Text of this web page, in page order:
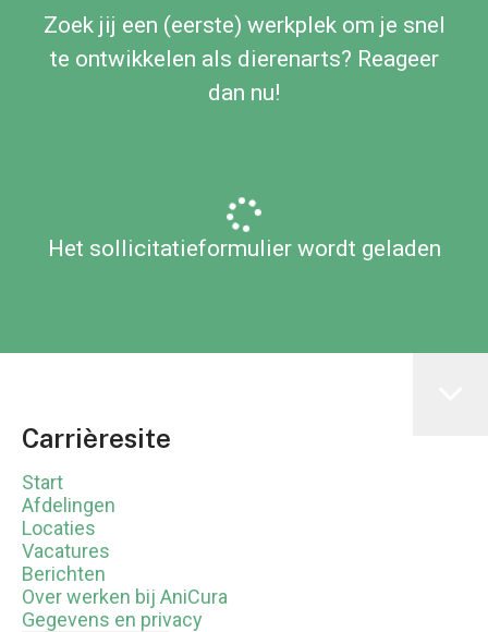
Zoek jij een (eerste) werkplek om je snel
te ontwikkelen als dierenarts? Reageer
dan nu!
Het sollicitatieformulier wordt geladen
Carrièresite
Start
Afdelingen
Locaties
Vacatures
Berichten
Over werken bij AniCura
Gegevens en privacy